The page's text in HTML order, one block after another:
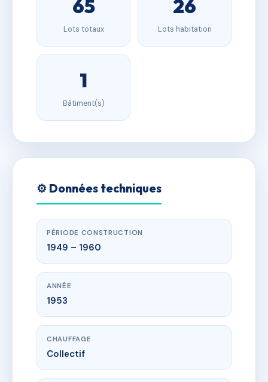
65
Lots totaux
26
Lots habitation
1
Bâtiment(s)
⚙️ Données techniques
PÉRIODE CONSTRUCTION
1949 – 1960
ANNÉE
1953
CHAUFFAGE
Collectif